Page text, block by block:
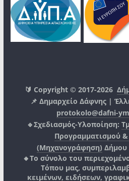
🔰 Copyright © 2017-2026
📌 Δημαρχείο Δάφνης |
protokolo@dafni-
🔹Σχεδιασμός-Υλοποίηση:
Προγραμματισμού
(Μηχανογράφηση) Δήμου
🔸Το σύνολο του
Τόπου μας,
κειμένων, ειδήσεων,